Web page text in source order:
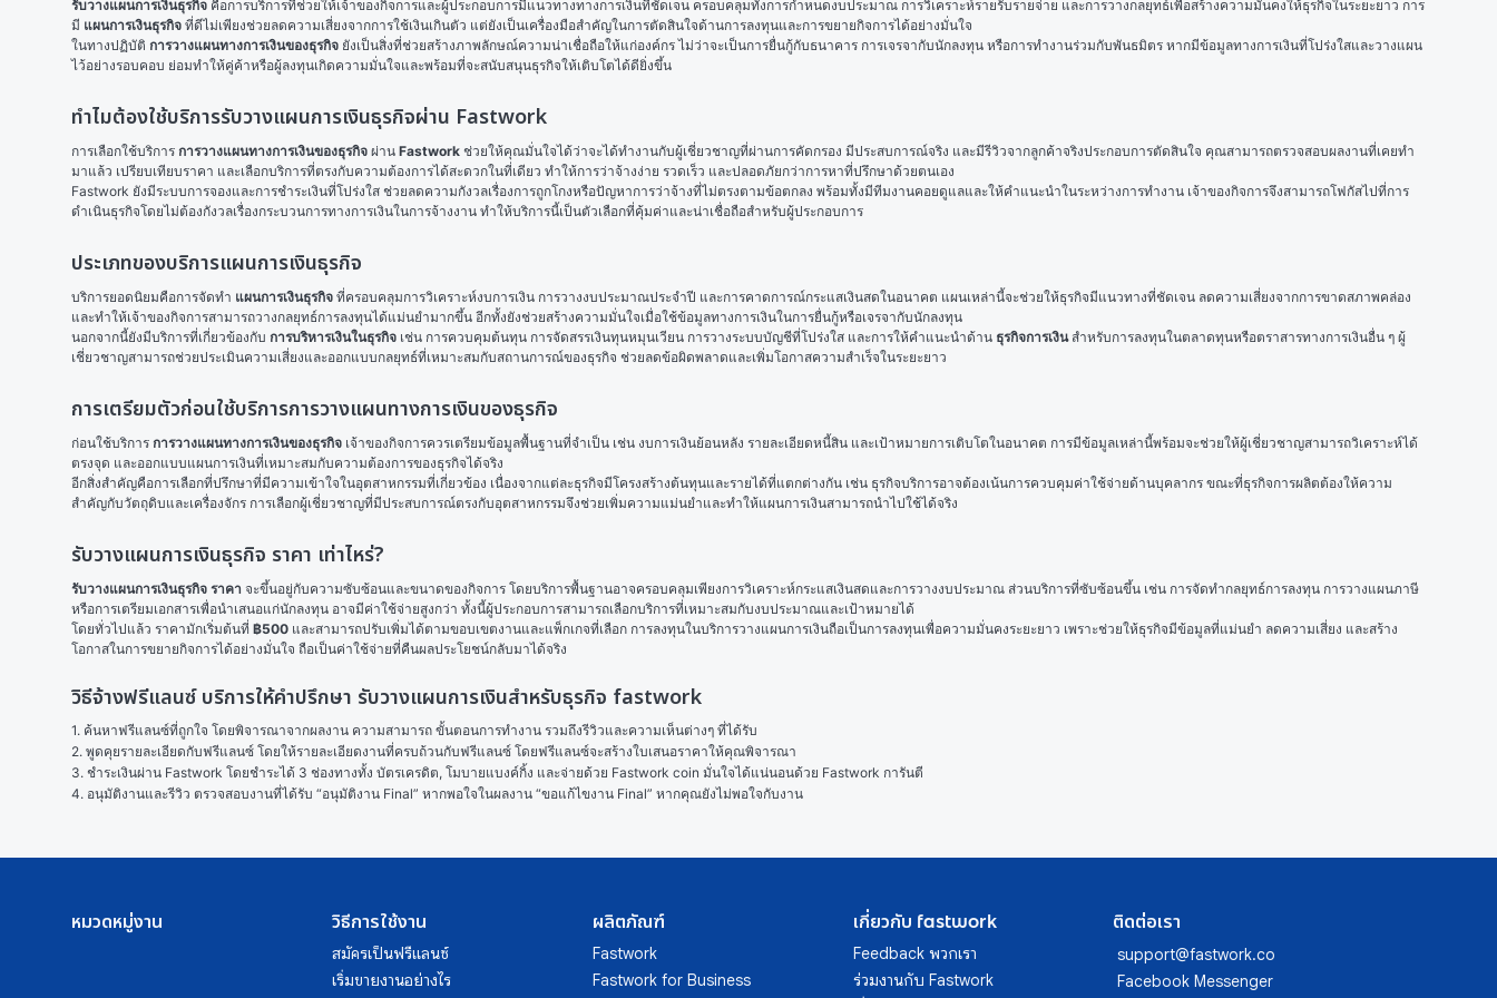
รับวางแผนการเงินธุรกิจ คือการบริการที่ช่วยให้เจ้าของกิจการและผู้ประกอบการมีแนวทางทางการเงินที่ชัดเจน ครอบคลุมทั้งการกำหนดงบประมาณ การวิเคราะห์รายรับรายจ่าย และการวางกลยุทธ์เพื่อสร้างความมั่นคงให้ธุรกิจในระยะยาว การ
มี แผนการเงินธุรกิจ ที่ดีไม่เพียงช่วยลดความเสี่ยงจากการใช้เงินเกินตัว แต่ยังเป็นเครื่องมือสำคัญในการตัดสินใจด้านการลงทุนและการขยายกิจการได้อย่างมั่นใจ
ในทางปฏิบัติ การวางแผนทางการเงินของธุรกิจ ยังเป็นสิ่งที่ช่วยสร้างภาพลักษณ์ความน่าเชื่อถือให้แก่องค์กร ไม่ว่าจะเป็นการยื่นกู้กับธนาคาร การเจรจากับนักลงทุน หรือการทำงานร่วมกับพันธมิตร หากมีข้อมูลทางการเงินที่โปร่งใสและวางแผน
ไว้อย่างรอบคอบ ย่อมทำให้คู่ค้าหรือผู้ลงทุนเกิดความมั่นใจและพร้อมที่จะสนับสนุนธุรกิจให้เติบโตได้ดียิ่งขึ้น
ทำไมต้องใช้บริการรับวางแผนการเงินธุรกิจผ่าน Fastwork
การเลือกใช้บริการ การวางแผนทางการเงินของธุรกิจ ผ่าน Fastwork ช่วยให้คุณมั่นใจได้ว่าจะได้ทำงานกับผู้เชี่ยวชาญที่ผ่านการคัดกรอง มีประสบการณ์จริง และมีรีวิวจากลูกค้าจริงประกอบการตัดสินใจ คุณสามารถตรวจสอบผลงานที่เคยทำ
มาแล้ว เปรียบเทียบราคา และเลือกบริการที่ตรงกับความต้องการได้สะดวกในที่เดียว ทำให้การว่าจ้างง่าย รวดเร็ว และปลอดภัยกว่าการหาที่ปรึกษาด้วยตนเอง
Fastwork ยังมีระบบการจองและการชำระเงินที่โปร่งใส ช่วยลดความกังวลเรื่องการถูกโกงหรือปัญหาการว่าจ้างที่ไม่ตรงตามข้อตกลง พร้อมทั้งมีทีมงานคอยดูแลและให้คำแนะนำในระหว่างการทำงาน เจ้าของกิจการจึงสามารถโฟกัสไปที่การ
ดำเนินธุรกิจโดยไม่ต้องกังวลเรื่องกระบวนการทางการเงินในการจ้างงาน ทำให้บริการนี้เป็นตัวเลือกที่คุ้มค่าและน่าเชื่อถือสำหรับผู้ประกอบการ
ประเภทของบริการแผนการเงินธุรกิจ
บริการยอดนิยมคือการจัดทำ แผนการเงินธุรกิจ ที่ครอบคลุมการวิเคราะห์งบการเงิน การวางงบประมาณประจำปี และการคาดการณ์กระแสเงินสดในอนาคต แผนเหล่านี้จะช่วยให้ธุรกิจมีแนวทางที่ชัดเจน ลดความเสี่ยงจากการขาดสภาพคล่อง
และทำให้เจ้าของกิจการสามารถวางกลยุทธ์การลงทุนได้แม่นยำมากขึ้น อีกทั้งยังช่วยสร้างความมั่นใจเมื่อใช้ข้อมูลทางการเงินในการยื่นกู้หรือเจรจากับนักลงทุน
นอกจากนี้ยังมีบริการที่เกี่ยวข้องกับ การบริหารเงินในธุรกิจ เช่น การควบคุมต้นทุน การจัดสรรเงินทุนหมุนเวียน การวางระบบบัญชีที่โปร่งใส และการให้คำแนะนำด้าน ธุรกิจการเงิน สำหรับการลงทุนในตลาดทุนหรือตราสารทางการเงินอื่น ๆ ผู้
เชี่ยวชาญสามารถช่วยประเมินความเสี่ยงและออกแบบกลยุทธ์ที่เหมาะสมกับสถานการณ์ของธุรกิจ ช่วยลดข้อผิดพลาดและเพิ่มโอกาสความสำเร็จในระยะยาว
การเตรียมตัวก่อนใช้บริการการวางแผนทางการเงินของธุรกิจ
ก่อนใช้บริการ การวางแผนทางการเงินของธุรกิจ เจ้าของกิจการควรเตรียมข้อมูลพื้นฐานที่จำเป็น เช่น งบการเงินย้อนหลัง รายละเอียดหนี้สิน และเป้าหมายการเติบโตในอนาคต การมีข้อมูลเหล่านี้พร้อมจะช่วยให้ผู้เชี่ยวชาญสามารถวิเคราะห์ได้
ตรงจุด และออกแบบแผนการเงินที่เหมาะสมกับความต้องการของธุรกิจได้จริง
อีกสิ่งสำคัญคือการเลือกที่ปรึกษาที่มีความเข้าใจในอุตสาหกรรมที่เกี่ยวข้อง เนื่องจากแต่ละธุรกิจมีโครงสร้างต้นทุนและรายได้ที่แตกต่างกัน เช่น ธุรกิจบริการอาจต้องเน้นการควบคุมค่าใช้จ่ายด้านบุคลากร ขณะที่ธุรกิจการผลิตต้องให้ความ
สำคัญกับวัตถุดิบและเครื่องจักร การเลือกผู้เชี่ยวชาญที่มีประสบการณ์ตรงกับอุตสาหกรรมจึงช่วยเพิ่มความแม่นยำและทำให้แผนการเงินสามารถนำไปใช้ได้จริง
รับวางแผนการเงินธุรกิจ ราคา เท่าไหร่?
รับวางแผนการเงินธุรกิจ ราคา จะขึ้นอยู่กับความซับซ้อนและขนาดของกิจการ โดยบริการพื้นฐานอาจครอบคลุมเพียงการวิเคราะห์กระแสเงินสดและการวางงบประมาณ ส่วนบริการที่ซับซ้อนขึ้น เช่น การจัดทำกลยุทธ์การลงทุน การวางแผนภาษี
หรือการเตรียมเอกสารเพื่อนำเสนอแก่นักลงทุน อาจมีค่าใช้จ่ายสูงกว่า ทั้งนี้ผู้ประกอบการสามารถเลือกบริการที่เหมาะสมกับงบประมาณและเป้าหมายได้
โดยทั่วไปแล้ว ราคามักเริ่มต้นที่ ฿500 และสามารถปรับเพิ่มได้ตามขอบเขตงานและแพ็กเกจที่เลือก การลงทุนในบริการวางแผนการเงินถือเป็นการลงทุนเพื่อความมั่นคงระยะยาว เพราะช่วยให้ธุรกิจมีข้อมูลที่แม่นยำ ลดความเสี่ยง และสร้าง
โอกาสในการขยายกิจการได้อย่างมั่นใจ ถือเป็นค่าใช้จ่ายที่คืนผลประโยชน์กลับมาได้จริง
วิธีจ้างฟรีแลนซ์ บริการให้คำปรึกษา รับวางแผนการเงินสำหรับธุรกิจ fastwork
1. ค้นหาฟรีแลนซ์ที่ถูกใจ โดยพิจารณาจากผลงาน ความสามารถ ขั้นตอนการทำงาน รวมถึงรีวิวและความเห็นต่างๆ ที่ได้รับ
2. พูดคุยรายละเอียดกับฟรีแลนซ์ โดยให้รายละเอียดงานที่ครบถ้วนกับฟรีแลนซ์ โดยฟรีแลนซ์จะสร้างใบเสนอราคาให้คุณพิจารณา
3. ชำระเงินผ่าน Fastwork โดยชำระได้ 3 ช่องทางทั้ง บัตรเครดิต, โมบายแบงค์กิ้ง และจ่ายด้วย Fastwork coin มั่นใจได้แน่นอนด้วย Fastwork การันตี
4. อนุมัติงานและรีวิว ตรวจสอบงานที่ได้รับ “อนุมัติงาน Final” หากพอใจในผลงาน “ขอแก้ไขงาน Final” หากคุณยังไม่พอใจกับงาน
หมวดหมู่งาน วิธีการใช้งาน
สมัครเป็นฟรีแลนซ์
เริ่มขายงานอย่างไร
ผลิตภัณฑ์
Fastwork
Fastwork for Business
เกี่ยวกับ fastwork
Feedback พวกเรา
ร่วมงานกับ Fastwork
ติดต่อเรา
support@fastwork.co
Facebook Messenger